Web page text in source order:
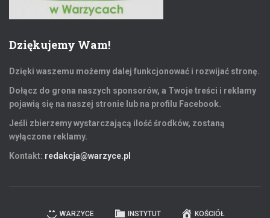
Dziękujemy Wam!
Dzięki waszemu możemy dalej funkcjonować i rozwijać stronę.
Dołącz do grona naszych sponsorów, a Twoje treści i reklamy
pojawią się na naszej stronie lub na profilu Facebook.
Jeśli zbierzemy wystarczającą ilość środków, zostaną
wyłączone reklamy.
Kontakt: redakcja@warzyce.pl
WARZYCE INSTYTUT KOŚCIÓŁ